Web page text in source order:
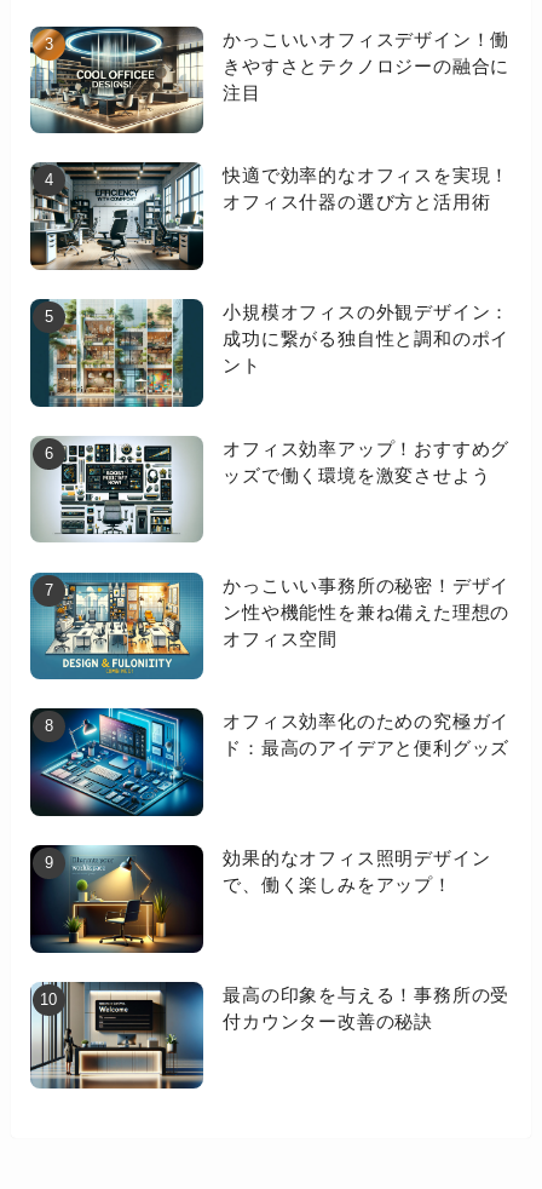
かっこいいオフィスデザイン！働
きやすさとテクノロジーの融合に
注目
快適で効率的なオフィスを実現！
オフィス什器の選び方と活用術
小規模オフィスの外観デザイン：
成功に繋がる独自性と調和のポイ
ント
オフィス効率アップ！おすすめグ
ッズで働く環境を激変させよう
かっこいい事務所の秘密！デザイ
ン性や機能性を兼ね備えた理想の
オフィス空間
オフィス効率化のための究極ガイ
ド：最高のアイデアと便利グッズ
効果的なオフィス照明デザイン
で、働く楽しみをアップ！
最高の印象を与える！事務所の受
付カウンター改善の秘訣